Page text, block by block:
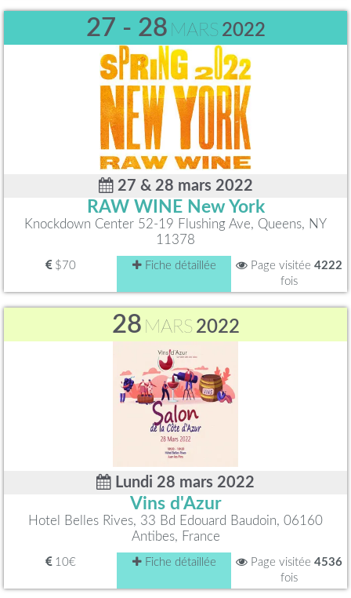
27 - 28 MARS 2022
27 & 28 mars 2022
RAW WINE New York
Knockdown Center 52-19 Flushing Ave, Queens, NY
11378
$70 Fiche détaillée Page visitée 4222
fois
28 MARS 2022
Lundi 28 mars 2022
Vins d'Azur
Hotel Belles Rives, 33 Bd Edouard Baudoin, 06160
Antibes, France
10€ Fiche détaillée Page visitée 4536
fois